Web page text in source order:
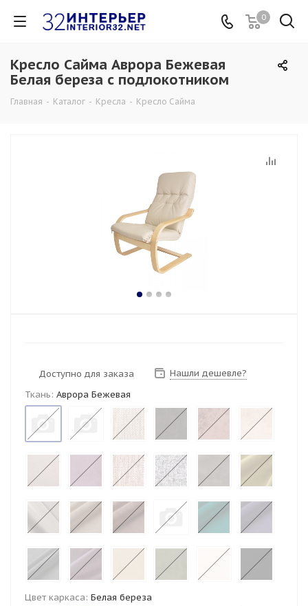
0
Кресло Сайма Аврора Бежевая
Белая береза с подлокотником
Главная - Каталог - Кресла - Кресло Сайма
Доступно для заказа
Нашли дешевле?
Ткань: Аврора Бежевая
Цвет каркаса: Белая береза